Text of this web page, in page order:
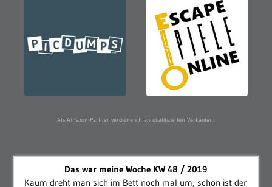
Als Amazon-Partner verdiene ich an qualifizierten Verkäufen.
Das war meine Woche KW 48 / 2019
Kaum dreht man sich im Bett noch mal um, schon ist der